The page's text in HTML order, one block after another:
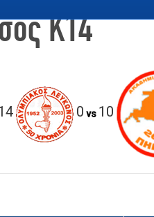
Κ14
0 vs 10